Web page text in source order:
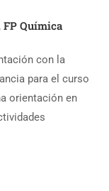
, FP Química
con la
para el curso
orientación en